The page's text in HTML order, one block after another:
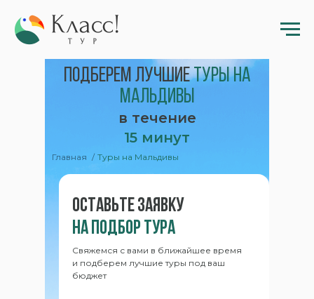
Подберем лучшиетуры на
мальдивы
в течение
15 минут
Туры на Мальдивы
/
Главная
Оставьте заявку
на подбор тура
Свяжемся с вами в ближайшее время
и подберем лучшие туры под ваш
бюджет